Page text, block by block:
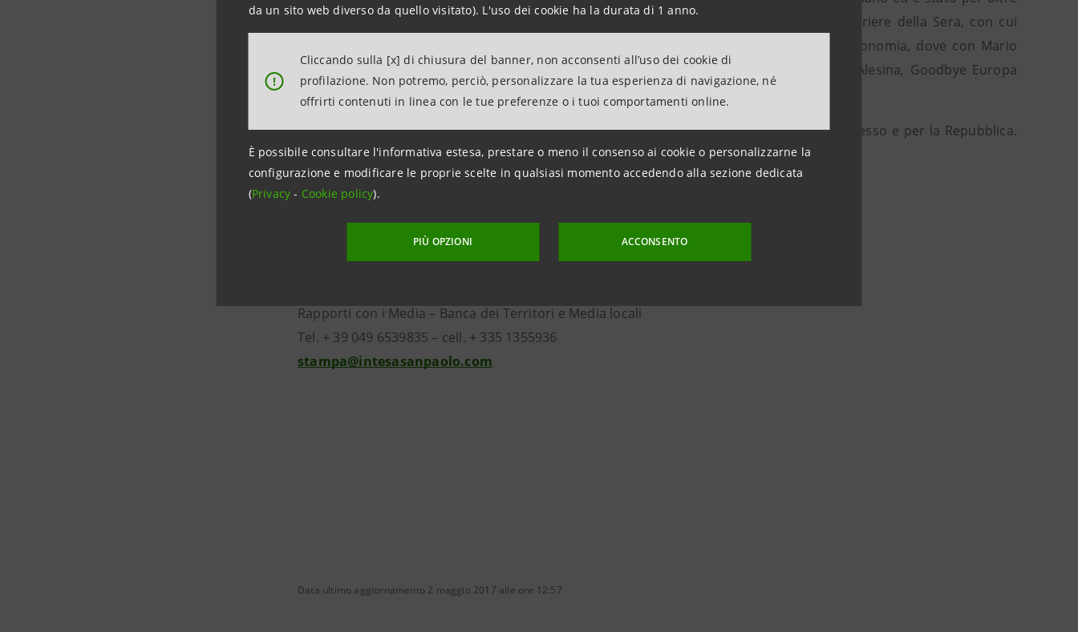
da un sito web diverso da quello visitato). L'uso dei cookie ha la durata di 1 anno.
!
Cliccando sulla [x] di chiusura del banner, non acconsenti all’uso dei cookie di
profilazione. Non potremo, perciò, personalizzare la tua esperienza di navigazione, né
offrirti contenuti in linea con le tue preferenze o i tuoi comportamenti online.
È possibile consultare l'informativa estesa, prestare o meno il consenso ai cookie o personalizzarne la
configurazione e modificare le proprie scelte in qualsiasi momento accedendo alla sezione dedicata
(Privacy- Cookie policy).
PIÙ OPZIONI ACCONSENTO
un decennio visiting professor al MIT di Boston. È uno degli editorialisti storici del Corriere della Sera, con cui
collabora dal 1995. Fra il 1992 e il 1994 è stato dirigente generale del ministero dell’Economia, dove con Mario
Draghi ha avviato le privatizzazioni. Fra i suoi libri: Lobby d’Italia (2005) e, con Alberto Alesina, Goodbye Europa
(2006), Il liberismo è di sinistra (2007) e La crisi. Può la politica salvare il mondo? (2008).
Giorgio Barbieri (Venezia 1980), giornalista, scrive sui quotidiani veneti del gruppo L’Espresso e per la Repubblica.
Nel 2009 ha pubblicato il libro Che notte a San Marco.
Rapporti con i Media – Banca dei Territori e Media locali
Tel. + 39 049 6539835 – cell. + 335 1355936
stampa@intesasanpaolo.com
Data ultimo aggiornamento 2 maggio 2017 alle ore 12:57